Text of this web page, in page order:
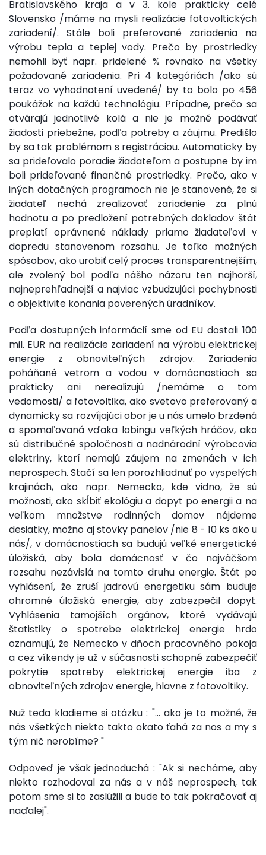
Bratislavského kraja a v 3. kole prakticky celé
Slovensko /máme na mysli realizácie fotovoltických
zariadení/. Stále boli preferované zariadenia na
výrobu tepla a teplej vody. Prečo by prostriedky
nemohli byť napr. pridelené % rovnako na všetky
požadované zariadenia. Pri 4 kategóriách /ako sú
teraz vo vyhodnotení uvedené/ by to bolo po 456
poukážok na každú technológiu. Prípadne, prečo sa
otvárajú jednotlivé kolá a nie je možné podávať
žiadosti priebežne, podľa potreby a záujmu. Predišlo
by sa tak problémom s registráciou. Automaticky by
sa prideľovalo poradie žiadateľom a postupne by im
boli prideľované finančné prostriedky. Prečo, ako v
iných dotačných programoch nie je stanovené, že si
žiadateľ nechá zrealizovať zariadenie za plnú
hodnotu a po predložení potrebných dokladov štát
preplatí oprávnené náklady priamo žiadateľovi v
dopredu stanovenom rozsahu. Je toľko možných
spôsobov, ako urobiť celý proces transparentnejším,
ale zvolený bol podľa nášho názoru ten najhorší,
najneprehľadnejší a najviac vzbudzujúci pochybnosti
o objektivite konania poverených úradníkov.
Podľa dostupných informácií sme od EU dostali 100
mil. EUR na realizácie zariadení na výrobu elektrickej
energie z obnoviteľných zdrojov. Zariadenia
poháňané vetrom a vodou v domácnostiach sa
prakticky ani nerealizujú /nemáme o tom
vedomosti/ a fotovoltika, ako svetovo preferovaný a
dynamicky sa rozvíjajúci obor je u nás umelo brzdená
a spomaľovaná vďaka lobingu veľkých hráčov, ako
sú distribučné spoločnosti a nadnárodní výrobcovia
elektriny, ktorí nemajú záujem na zmenách v ich
neprospech. Stačí sa len porozhliadnuť po vyspelých
krajinách, ako napr. Nemecko, kde vidno, že sú
možnosti, ako skĺbiť ekológiu a dopyt po energii a na
veľkom množstve rodinných domov nájdeme
desiatky, možno aj stovky panelov /nie 8 - 10 ks ako u
nás/, v domácnostiach sa budujú veľké energetické
úložiská, aby bola domácnosť v čo najväčšom
rozsahu nezávislá na tomto druhu energie. Štát po
vyhlásení, že zruší jadrovú energetiku sám buduje
ohromné úložiská energie, aby zabezpečil dopyt.
Vyhlásenia tamojších orgánov, ktoré vydávajú
štatistiky o spotrebe elektrickej energie hrdo
oznamujú, že Nemecko v dňoch pracovného pokoja
a cez víkendy je už v súčasnosti schopné zabezpečiť
pokrytie spotreby elektrickej energie iba z
obnoviteľných zdrojov energie, hlavne z fotovoltiky.
Nuž teda kladieme si otázku : "... ako je to možné, že
nás všetkých niekto takto okato ťahá za nos a my s
tým nič nerobíme? "
Odpoveď je však jednoduchá : "Ak si necháme, aby
niekto rozhodoval za nás a v náš neprospech, tak
potom sme si to zaslúžili a bude to tak pokračovať aj
naďalej".